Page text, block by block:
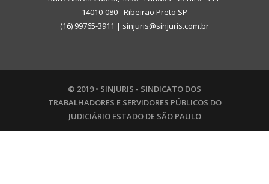
14010-080 - Ribeirão Preto SP
(16) 99765-3911 | sinjuris@sinjuris.com.br
© 2019 • SINJURIS - SINDICATO DOS
TRABALHADORES E SERVIDORES PÚBLICOS DO
JUDICIÁRIO ESTADO DE SÃO PAULO